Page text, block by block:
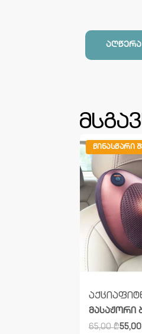
აღწერა
ᲬᲘᲜᲐᲡᲬᲐᲠᲘ
აქცია
მასაჟორი
65,00₾55,00